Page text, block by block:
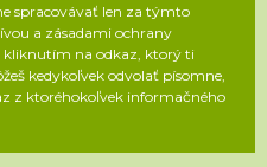
spracovávať len za týmto
a zásadami ochrany
kliknutím na odkaz, ktorý ti
kedykoľvek odvolať písomne,
z ktoréhokoľvek informačného